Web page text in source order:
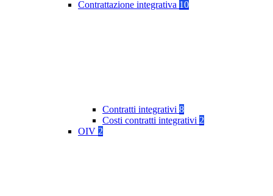
Contrattazione integrativa 10
Contratti integrativi 8
Costi contratti integrativi 2
OIV 2